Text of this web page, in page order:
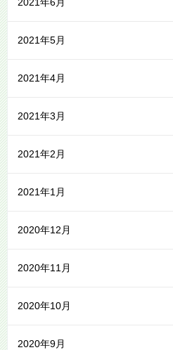
2021年5月
2021年4月
2021年3月
2021年2月
2021年1月
2020年12月
2020年11月
2020年10月
2020年9月